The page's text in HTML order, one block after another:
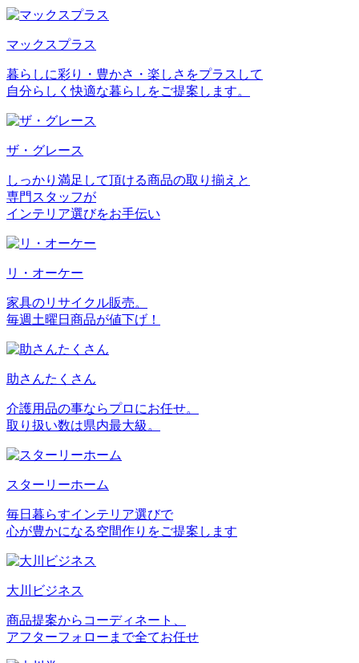
マックスプラス
暮らしに彩り・豊かさ・楽しさをプラスして
自分らしく快適な暮らしをご提案します。
ザ・グレース
しっかり満足して頂ける商品の取り揃えと
専門スタッフが
インテリア選びをお手伝い
リ・オーケー
家具のリサイクル販売。
毎週土曜日商品が値下げ！
助さんたくさん
介護用品の事ならプロにお任せ。
取り扱い数は県内最大級。
スターリーホーム
毎日暮らすインテリア選びで
心が豊かになる空間作りをご提案します
大川ビジネス
商品提案からコーディネート、
アフターフォローまで全てお任せ